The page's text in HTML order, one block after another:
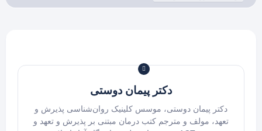
دکتر پیمان دوستی
دکتر پیمان دوستی، موسس کلینیک روان‌شناسی پذیرش و
تعهد، مولف و مترجم کتب درمان مبتنی بر پذیرش و تعهد و